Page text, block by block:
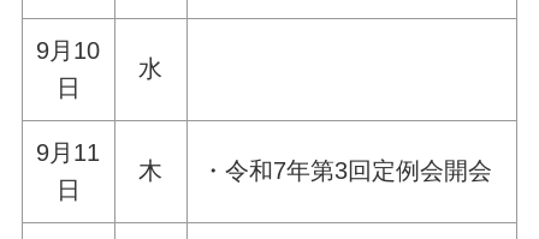
9月10
日
水
9月11
日
木 ・令和7年第3回定例会開会